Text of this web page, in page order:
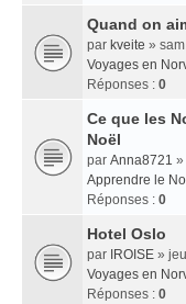
Quand on
par kveite »
Voyages en
Réponses : 0
Ce que les
Noël
par Anna8721 »
Apprendre le
Réponses : 0
Hotel Oslo
par IROISE »
Voyages en
Réponses : 0